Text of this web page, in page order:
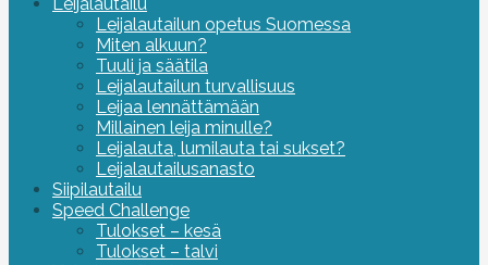
Leijalautailun opetus Suomessa
Miten alkuun?
Tuuli ja säätila
Leijalautailun turvallisuus
Leijaa lennättämään
Millainen leija minulle?
Leijalauta, lumilauta tai sukset?
Leijalautailusanasto
Siipilautailu
Speed Challenge
Tulokset – kesä
Tulokset – talvi